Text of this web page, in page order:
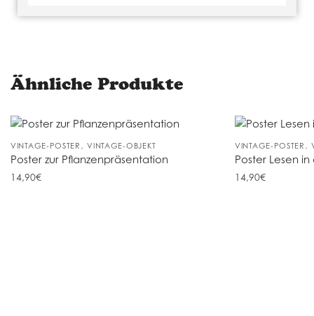
Ähnliche Produkte
VINTAGE-POSTER ,VINTAGE-OBJEKT
Poster zur Pflanzenpräsentation
14,90€
VINTAGE-POSTER ,
Poster Lesen
14,90€